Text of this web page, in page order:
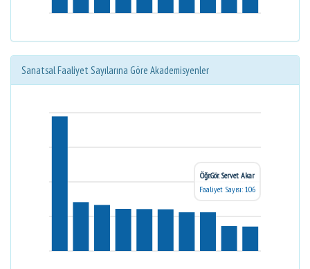
Sanatsal Faaliyet Sayılarına Göre Akademisyenler
Öğr.Gör. Servet Akar
Faaliyet Sayısı: 106